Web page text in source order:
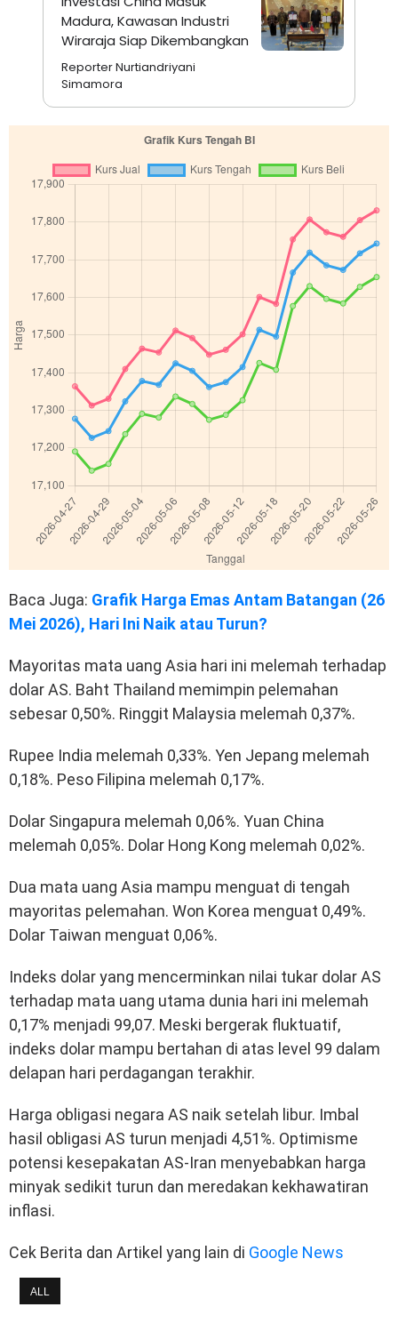
Madura, Kawasan Industri
Wiraraja Siap Dikembangkan
Reporter Nurtiandriyani
Simamora
Baca Juga: Grafik Harga Emas Antam Batangan (26
Mei 2026), Hari Ini Naik atau Turun?
Mayoritas mata uang Asia hari ini melemah terhadap
dolar AS. Baht Thailand memimpin pelemahan
sebesar 0,50%. Ringgit Malaysia melemah 0,37%.
Rupee India melemah 0,33%. Yen Jepang melemah
0,18%. Peso Filipina melemah 0,17%.
Dolar Singapura melemah 0,06%. Yuan China
melemah 0,05%. Dolar Hong Kong melemah 0,02%.
Dua mata uang Asia mampu menguat di tengah
mayoritas pelemahan. Won Korea menguat 0,49%.
Dolar Taiwan menguat 0,06%.
Indeks dolar yang mencerminkan nilai tukar dolar AS
terhadap mata uang utama dunia hari ini melemah
0,17% menjadi 99,07. Meski bergerak fluktuatif,
indeks dolar mampu bertahan di atas level 99 dalam
delapan hari perdagangan terakhir.
Harga obligasi negara AS naik setelah libur. Imbal
hasil obligasi AS turun menjadi 4,51%. Optimisme
potensi kesepakatan AS-Iran menyebabkan harga
minyak sedikit turun dan meredakan kekhawatiran
inflasi.
Cek Berita dan Artikel yang lain di Google News
ALL